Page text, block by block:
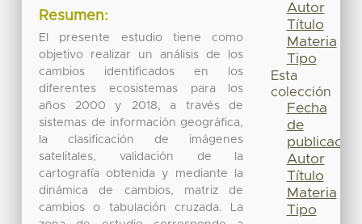
Resumen:
El presente estudio tiene como
objetivo realizar un análisis de los
cambios identificados en los
diferentes ecosistemas para los
años 2000 y 2018, a través de
sistemas de información geográfica,
la clasificación de imágenes
satelitales, validación de la
cartografía obtenida y mediante la
dinámica de cambios, matriz de
cambios o tabulación cruzada. La
Autor
Título
Materia
Tipo
Esta
colección
Fecha
de
publicación
Autor
Título
Materia
Tipo